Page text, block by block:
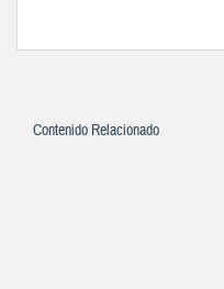
Contenido Relacionado